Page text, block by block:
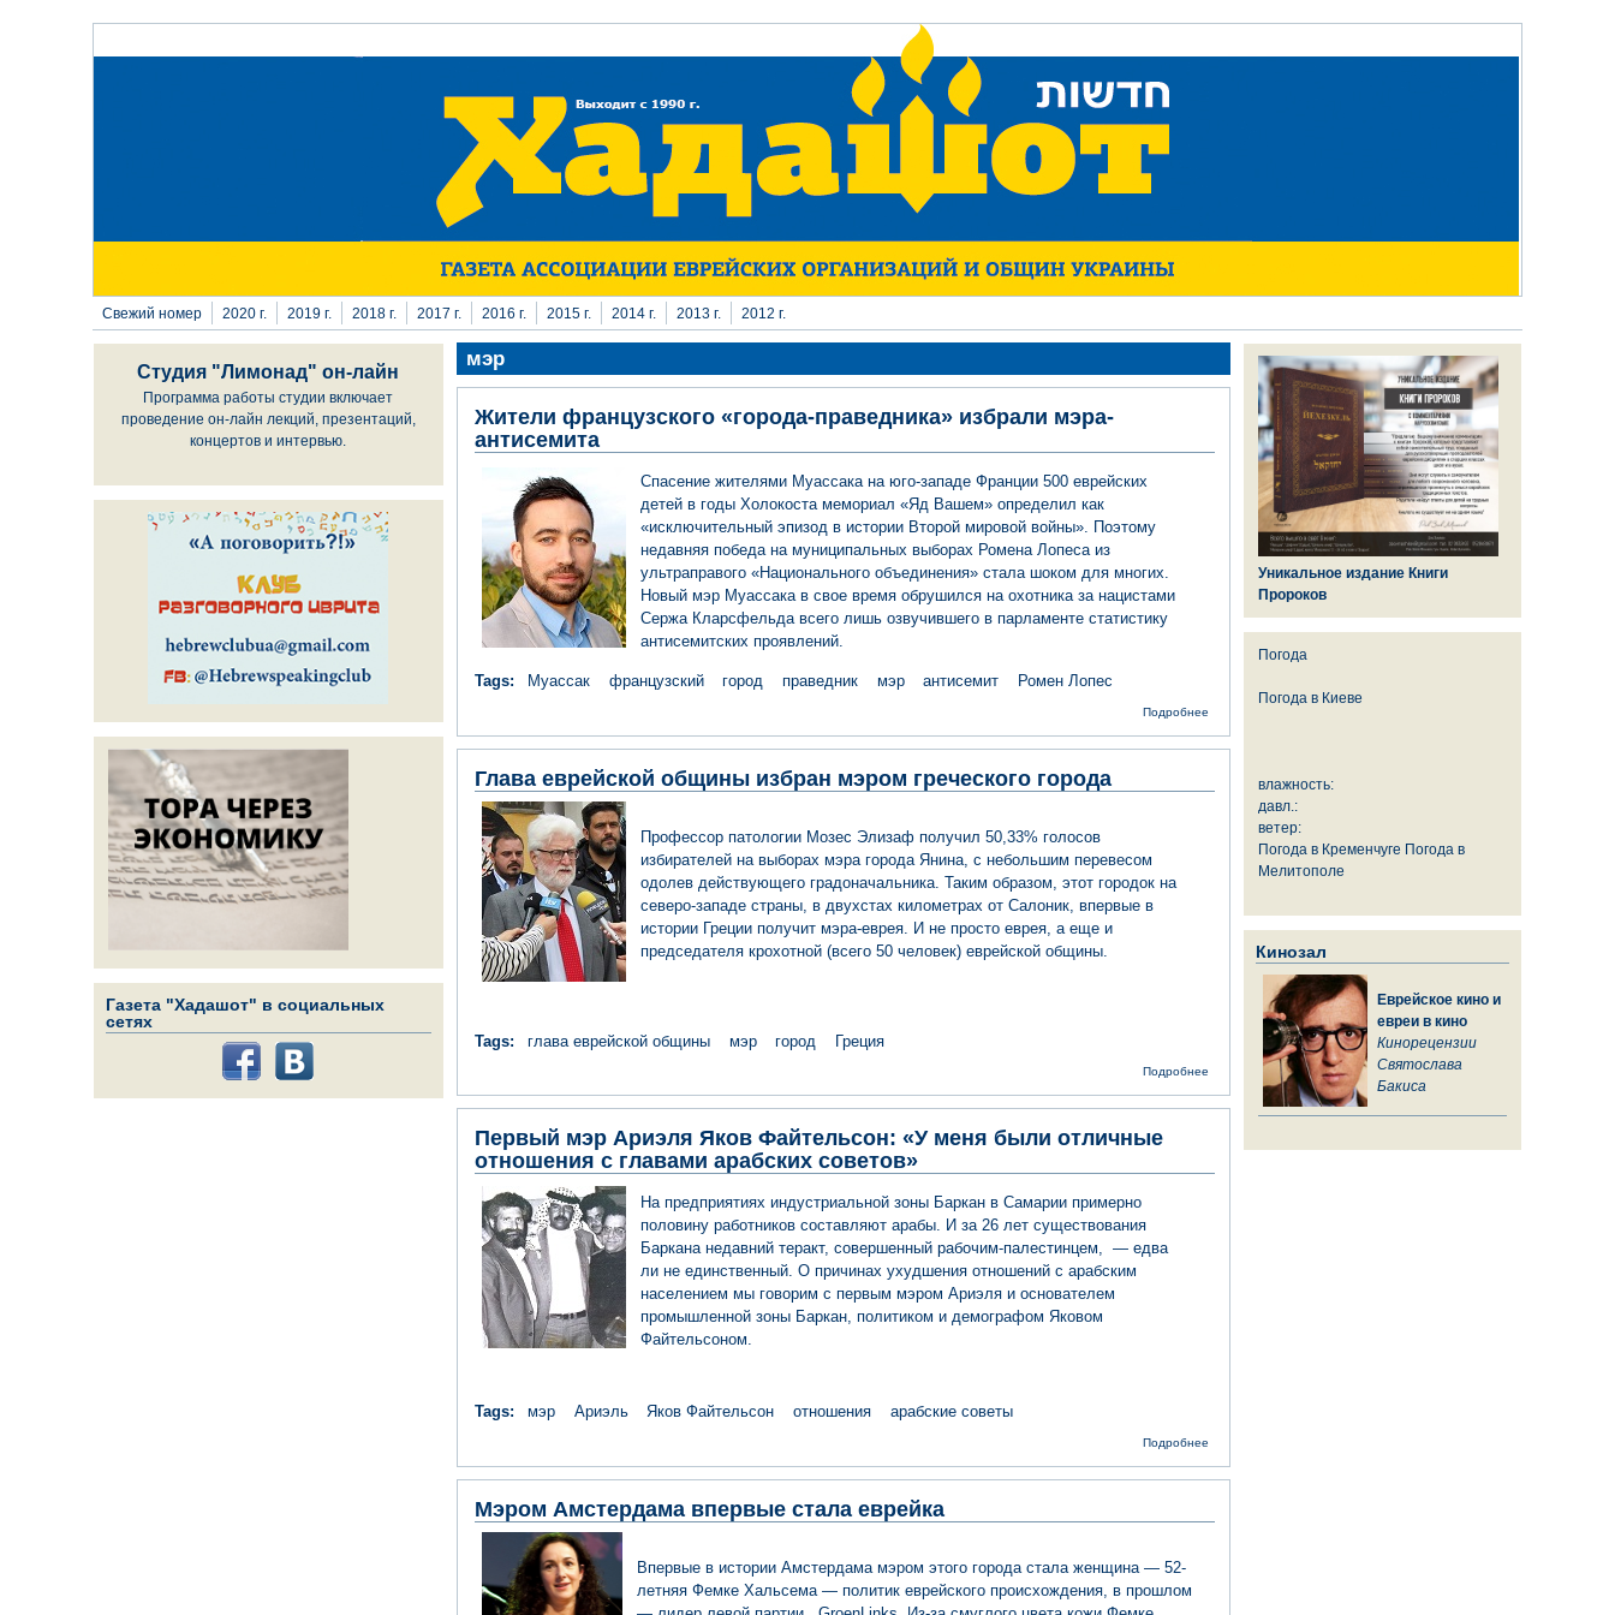
Перейти к основному содержанию
Свежий номер 2020 г. 2019 г. 2018 г. 2017 г. 2016 г. 2015 г. 2014 г. 2013 г. 2012 г.
Студия "Лимонад" он-лайн
Программа работы студии включает
проведение он-лайн лекций, презентаций,
концертов и интервью.
Газета "Хадашот" в социальных
сетях
мэр
Жители французского «города-праведника» избрали мэра-
антисемита
Спасение жителями Муассака на юго-западе Франции 500 еврейских
детей в годы Холокоста мемориал «Яд Вашем» определил как
«исключительный эпизод в истории Второй мировой войны». Поэтому
недавняя победа на муниципальных выборах Ромена Лопеса из
ультраправого «Национального объединения» стала шоком для многих.
Новый мэр Муассака в свое время обрушился на охотника за нацистами
Сержа Кларсфельда всего лишь озвучившего в парламенте статистику
антисемитских проявлений.
Tags: Муассак французский город праведник мэр антисемит Ромен Лопес
Подробнее
мэра-
антисемита
Глава еврейской общины избран мэром греческого города
Профессор патологии Мозес Элизаф получил 50,33% голосов
избирателей на выборах мэра города Янина, с небольшим перевесом
одолев действующего градоначальника. Таким образом, этот городок на
северо-западе страны, в двухстах километрах от Салоник, впервые в
истории Греции получит мэра-еврея. И не просто еврея, а еще и
председателя крохотной (всего 50 человек) еврейской общины.
Tags: глава еврейской общины мэр город Греция
Подробнее
еврейской
греческого
Первый мэр Ариэля Яков Файтельсон: «У меня были отличные
отношения с главами арабских советов»
На предприятиях индустриальной зоны Баркан в Самарии примерно
половину работников составляют арабы. И за 26 лет существования
Баркана недавний теракт, совершенный рабочим-палестинцем, — едва
ли не единственный. О причинах ухудшения отношений с арабским
населением мы говорим с первым мэром Ариэля и основателем
промышленной зоны Баркан, политиком и демографом Яковом
Файтельсоном.
Tags: мэр Ариэль Яков Файтельсон отношения арабские советы
Подробнее
были
Мэром Амстердама впервые стала еврейка
Впервые в истории Амстердама мэром этого города стала женщина — 52-
летняя Фемке Хальсема — политик еврейского происхождения, в прошлом
Уникальное издание Книги
Пророков
Погода
Погода в Киеве
влажность:
давл.:
ветер:
Погода в Кременчуге Погода в
Мелитополе
Кинозал
Еврейское кино и
евреи в кино
Кинорецензии
Святослава
Бакиса